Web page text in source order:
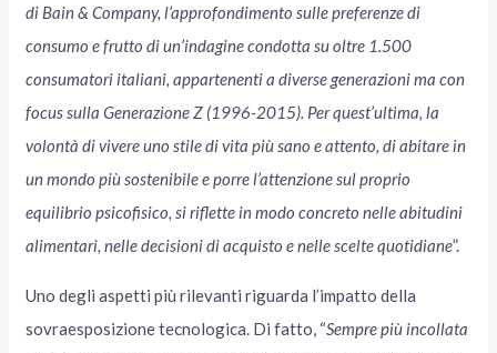
di Bain & Company, l’approfondimento sulle preferenze di
consumo e frutto di un’indagine condotta su oltre 1.500
consumatori italiani, appartenenti a diverse generazioni ma con
focus sulla Generazione Z (1996-2015). Per quest’ultima, la
volontà di vivere uno stile di vita più sano e attento, di abitare in
un mondo più sostenibile e porre l’attenzione sul proprio
equilibrio psicofisico, si riflette in modo concreto nelle abitudini
alimentari, nelle decisioni di acquisto e nelle scelte quotidiane”.
Uno degli aspetti più rilevanti riguarda l’impatto della
sovraesposizione tecnologica. Di fatto, “Sempre più incollata